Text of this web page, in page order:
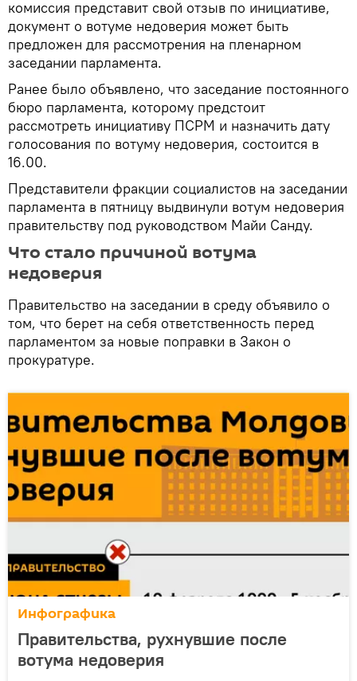
комиссия представит свой отзыв по инициативе,
документ о вотуме недоверия может быть
предложен для рассмотрения на пленарном
заседании парламента.
Ранее было объявлено, что заседание постоянного
бюро парламента, которому предстоит
рассмотреть инициативу ПСРМ и назначить дату
голосования по вотуму недоверия, состоится в
16.00.
Представители фракции социалистов на заседании
парламента в пятницу выдвинули вотум недоверия
правительству под руководством Майи Санду.
Что стало причиной вотума
недоверия
Правительство на заседании в среду объявило о
том, что берет на себя ответственность перед
парламентом за новые поправки в Закон о
прокуратуре.
Инфографика
Правительства, рухнувшие после
вотума недоверия